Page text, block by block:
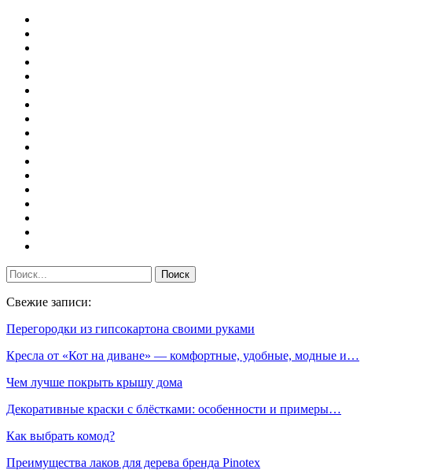
Свежие записи:
Перегородки из гипсокартона своими руками
Кресла от «Кот на диване» — комфортные, удобные, модные и…
Чем лучше покрыть крышу дома
Декоративные краски с блёстками: особенности и примеры…
Как выбрать комод?
Преимущества лаков для дерева бренда Pinotex